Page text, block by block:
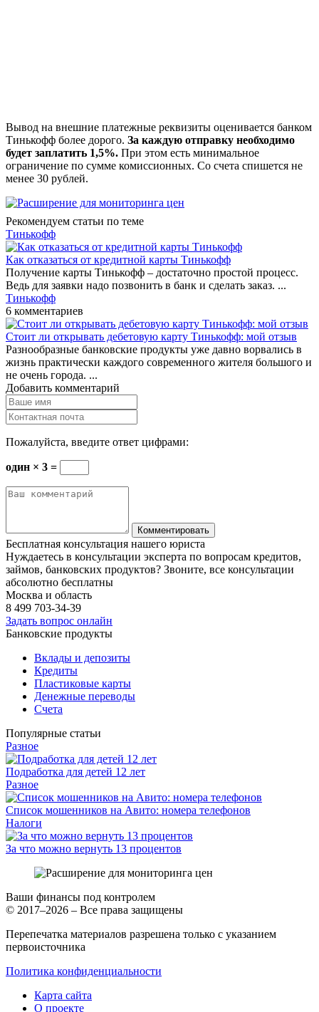
Вывод на внешние платежные реквизиты оценивается банком
Тинькофф более дорого. За каждую отправку необходимо
будет заплатить 1,5%. При этом есть минимальное
ограничение по сумме комиссионных. Со счета спишется не
менее 30 рублей.
Рекомендуем статьи по теме
Тинькофф
Как отказаться от кредитной карты Тинькофф
Получение карты Тинькофф – достаточно простой процесс.
Ведь для заявки надо позвонить в банк и сделать заказ. ...
Тинькофф
6 комментариев
Стоит ли открывать дебетовую карту Тинькофф: мой отзыв
Разнообразные банковские продукты уже давно ворвались в
жизнь практически каждого современного жителя большого и
не очень города. ...
Добавить комментарий
Пожалуйста, введите ответ цифрами:
один × 3 =
Бесплатная консультация нашего юриста
Нуждаетесь в консультации эксперта по вопросам кредитов,
займов, банковских продуктов? Звоните, все консультации
абсолютно бесплатны
Москва и область
8 499 703-34-39
Задать вопрос онлайн
Банковские продукты
Вклады и депозиты
Кредиты
Пластиковые карты
Денежные переводы
Счета
Популярные статьи
Разное
Подработка для детей 12 лет
Разное
Список мошенников на Авито: номера телефонов
Налоги
За что можно вернуть 13 процентов
Ваши финансы под контролем
© 2017–2026 – Все права защищены
Перепечатка материалов разрешена только с указанием
первоисточника
Политика конфиденциальности
Карта сайта
О проекте